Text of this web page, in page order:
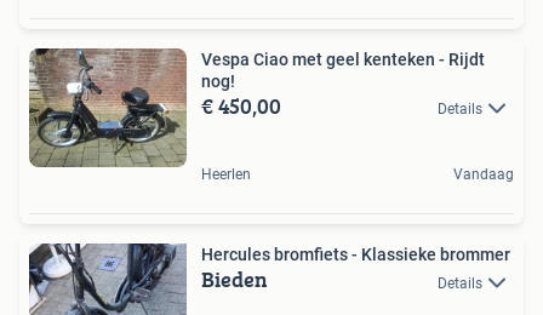
Vespa Ciao met geel kenteken - Rijdt
nog!
€ 450,00 Details
Heerlen Vandaag
Hercules bromfiets - Klassieke brommer
Bieden Details